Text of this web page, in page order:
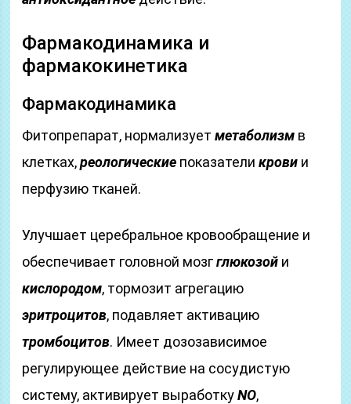
Фармакодинамика и
фармакокинетика
Фармакодинамика
Фитопрепарат, нормализуетметаболизм в
клетках,реологические показателикрови и
перфузию тканей.
Улучшает церебральное кровообращение и
обеспечивает головной мозгглюкозой и
кислородом, тормозит агрегацию
эритроцитов, подавляет активацию
тромбоцитов. Имеет дозозависимое
регулирующее действие на сосудистую
систему, активирует выработкуNO,